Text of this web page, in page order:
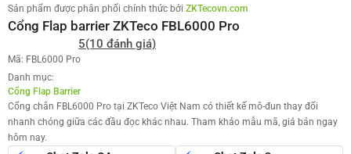
Sản phẩm được phân phối chính thức bởi ZKTecovn.com
Cổng Flap barrier ZKTeco FBL6000 Pro
5(10 đánh giá)
Mã: FBL6000 Pro
Danh mục:
Cổng Flap Barrier
Cổng chắn FBL6000 Pro tại ZKTeco Việt Nam có thiết kế mô-đun thay đổi
nhanh chóng giữa các đầu đọc khác nhau. Tham khảo mẫu mã, giá bán ngay
hôm nay.